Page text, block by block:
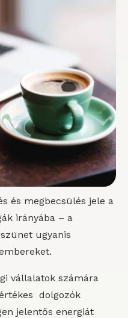
és megbecsülés jele a
irányába – a
ugyanis
vállalatok számára
dolgozók
jelentős energiát